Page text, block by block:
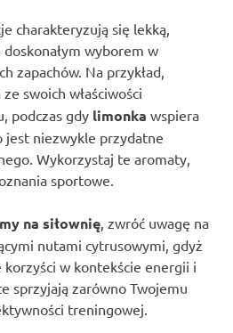
charakteryzują się lekką,
wyborem w
zapachów. Na przykład,
swoich właściwości
podczas gdy limonka wspiera
jest niezwykle przydatne
Wykorzystaj te aromaty,
sportowe.
na siłownię, zwróć uwagę na
nutami cytrusowymi, gdyż
w kontekście energii i
sprzyjają zarówno Twojemu
treningowej.